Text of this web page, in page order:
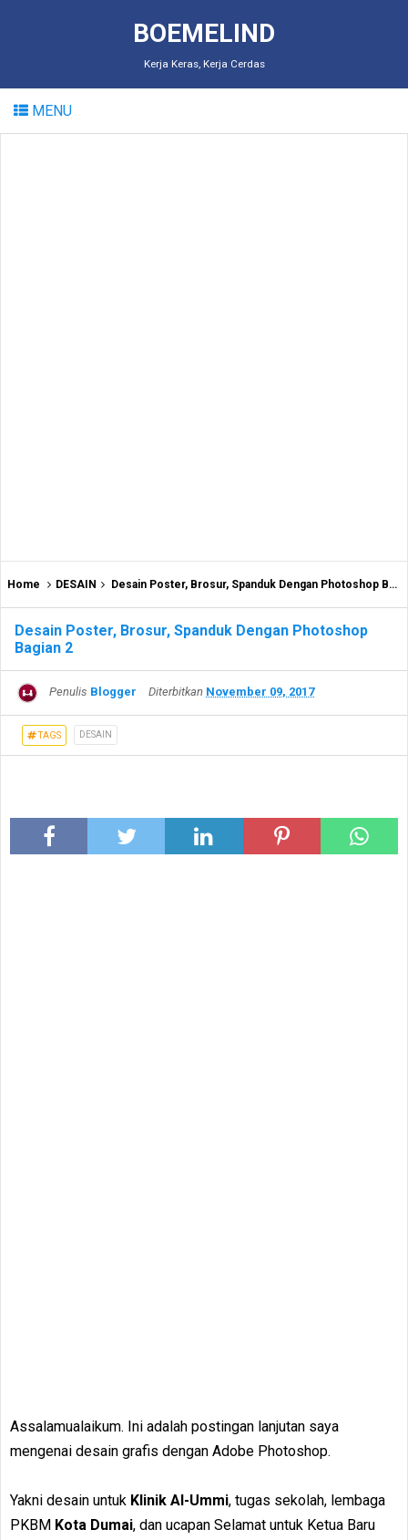
BOEMELIND
Kerja Keras, Kerja Cerdas
MENU
Home DESAIN Desain Poster, Brosur, Spanduk Dengan Photoshop Bagian 2
Desain Poster, Brosur, Spanduk Dengan Photoshop
Bagian 2
Penulis Blogger Diterbitkan November 09, 2017
TAGS DESAIN
Assalamualaikum. Ini adalah postingan lanjutan saya
mengenai desain grafis dengan Adobe Photoshop.
Yakni desain untuk Klinik Al-Ummi, tugas sekolah, lembaga
PKBM Kota Dumai, dan ucapan Selamat untuk Ketua Baru